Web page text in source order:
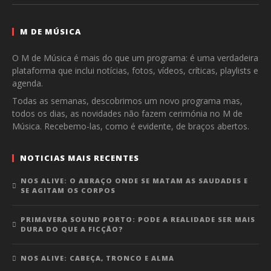
M DE MÚSICA
O M de Música é mais do que um programa: é uma verdadeira
plataforma que inclui notícias, fotos, vídeos, críticas, playlists e
agenda.
Todas as semanas, descobrimos um novo programa mas,
todos os dias, as novidades não fazem cerimónia no M de
Música. Recebemo-las, como é evidente, de braços abertos.
NOTICIAS MAIS RECENTES
NOS ALIVE: O ABRAÇO ONDE SE MATAM AS SAUDADES E
SE AGITAM OS CORPOS
PRIMAVERA SOUND PORTO: PODE A REALIDADE SER MAIS
DURA DO QUE A FICÇÃO?
NOS ALIVE: CABEÇA, TRONCO E ALMA